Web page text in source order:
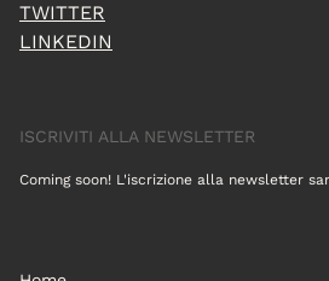
TWITTER
LINKEDIN
ISCRIVITI ALLA NEWSLETTER
Coming soon! L'iscrizione alla newsletter